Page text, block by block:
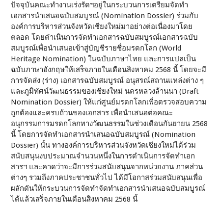
ปัจจุบันคณะทำงานเร่งรัดฯอยู่ในกระบวนการเตรียมจัดทำ
เอกสารนำเสนอฉบับสมบูรณ์ (Nomination Dossier) ร่วมกับ
องค์การบริหารส่วนจังหวัดเชียงใหม่มาอย่างต่อเนื่องมาโดย
ตลอด โดยดำเนินการจัดทำเอกสารฉบับสมบูรณ์เอกสารฉบับ
สมบูรณ์เพื่อนำเสนอเข้าสู่บัญชีรายชื่อมรดกโลก (World
Heritage Nomination) ในฉบับภาษาไทย และการแปลเป็น
ฉบับภาษาอังกฤษให้เสร็จภายในเดือนสิงหาคม 2568 นี้ โดยจะมี
การจัดส่ง (ร่าง) เอกสารฉบับสมบูรณ์ อนุสรณ์สถานแหล่งต่าง ๆ
และภูมิทัศน์วัฒนธรรมของเชียงใหม่ นครหลวงล้านนา (Draft
Nomination Dossier) ให้แก่ศูนย์มรดกโลกเพื่อตรวจสอบความ
ถูกต้องและครบถ้วนของเอกสาร เพื่อนำเสนอต่อคณะ
อนุกรรมการมรดกโลกทางวัฒนธรรมในช่วงเดือนกันยายน 2568
นี้ โดยการจัดทำเอกสารนำเสนอฉบับสมบูรณ์ (Nomination
Dossier) นั้น ทางองค์การบริหารส่วนจังหวัดเชียงใหม่ได้ร่วม
สนับสนุนงบประมาณจำนวนหนึ่งในการดำเนินการจัดทำเอก
สารฯ และคาดว่าจะมีการร่วมสนับสนุนจากหน่วยงาน ภาคส่วน
ต่างๆ รวมถึงภาคประชาชนทั่วไป ได้มีโอกาสร่วมสนับสนุนเพื่อ
ผลักดันให้กระบวนการจัดทำจัดทำเอกสารนำเสนอฉบับสมบูรณ์
ได้แล้วเสร็จภายในเดือนสิงหาคม 2568 นี้